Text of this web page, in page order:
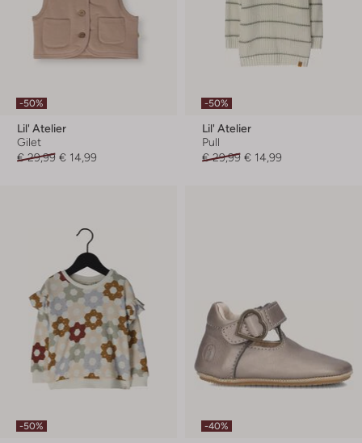
-50%
Lil' Atelier
Gilet
€ 29,99 € 14,99
-50%
Lil' Atelier
Pull
€ 29,99 € 14,99
-50% -40%